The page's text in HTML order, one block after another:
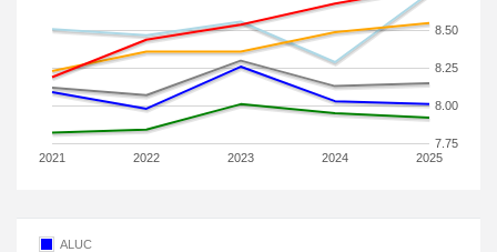
2021 2022 2023 2024 2025
7.75
8.00
8.25
8.50
ALUC